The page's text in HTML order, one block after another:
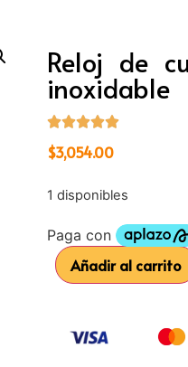
Reloj de
inoxidable
$3,054.00
1 disponibles
Añadir al carrito